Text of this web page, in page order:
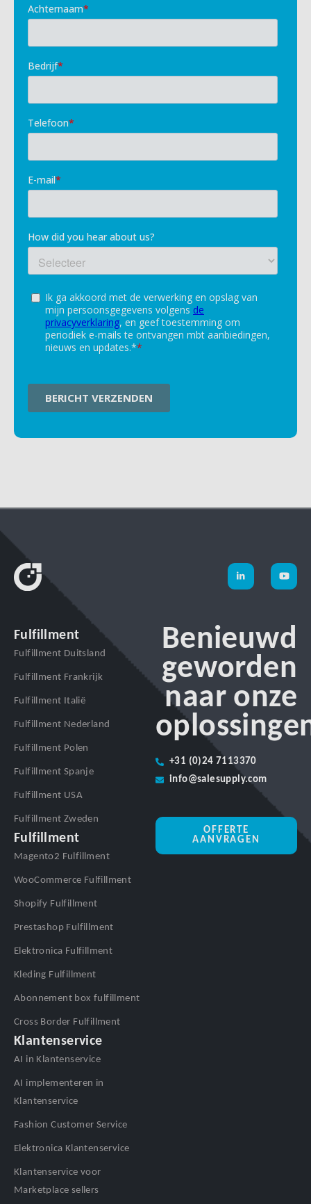
Fulfillment
Fulfillment Duitsland
Fulfillment Frankrijk
Fulfillment Italië
Fulfillment Nederland
Fulfillment Polen
Fulfillment Spanje
Fulfillment USA
Fulfillment Zweden
Fulfillment
Magento2 Fulfillment
WooCommerce Fulfillment
Shopify Fulfillment
Prestashop Fulfillment
Elektronica Fulfillment
Kleding Fulfillment
Abonnement box fulfillment
Cross Border Fulfillment
Klantenservice
AI in Klantenservice
AI implementeren in
Klantenservice
Fashion Customer Service
Elektronica Klantenservice
Klantenservice voor
Marketplace sellers
Benieuwd
geworden
naar onze
+31 (0)24 7113370
info@salesupply.com
OFFERTE
AANVRAGEN